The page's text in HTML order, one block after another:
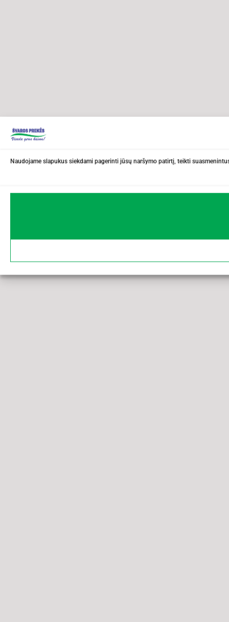
Naudojame slapukus siekdami pagerinti jūsų naršymo patirtį, teikti